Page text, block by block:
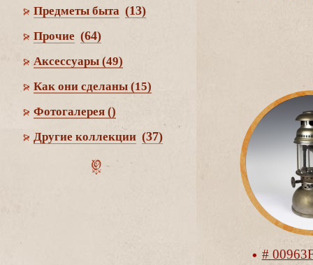
Предметы быта (13)
Прочие (64)
Аксессуары (49)
Как они сделаны (15)
Фотогалерея ()
Другие коллекции (37)
#